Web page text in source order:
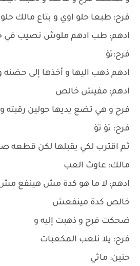
فرح: طبعا حلو اوي و بتاع مالك
ادهم: طب ادهم ملوش نصيب في
فرح:تؤ
ادهم ذهب اليها و أخذها إلى حضنه
ادهم: مفيش خالص
فرح و هي تضع يديها حولين رقبته و
فرح: تؤ تؤ
ثم اقترب لكي يقبلها لكن قطعه
مالك: عاوث العب
ادهم: لا ما هو كدة مش هينفع
خالص كدة مينفعش
ضحكت فرح و ذهبت إليه و
فرح: يلا نلعب المكعبات
حنين: ماثي